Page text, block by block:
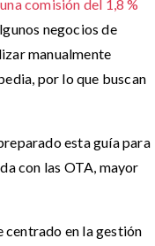
una comisión del 1,8 %
negocios de
manualmente
por lo que buscan
esta guía para
con las OTA, mayor
centrado en la gestión